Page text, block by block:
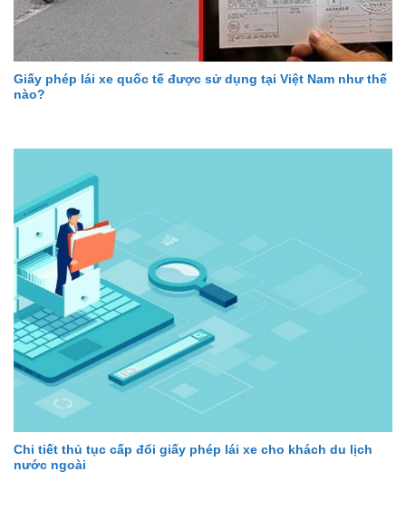
Giấy phép lái xe quốc tế được sử dụng tại Việt Nam như thế
nào?
Chi tiết thủ tục cấp đổi giấy phép lái xe cho khách du lịch
nước ngoài